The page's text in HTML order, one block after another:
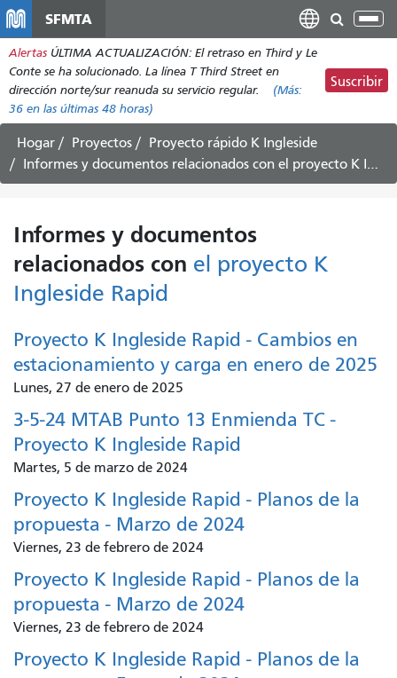
contenido
principal
SFMTA
Alertas ÚLTIMA ACTUALIZACIÓN: El retraso en Third y Le
Conte se ha solucionado. La línea T Third Street en
dirección norte/sur reanuda su servicio regular.
(Más:
36 en las últimas 48 horas)
Suscribir
Hogar Proyectos
Proyecto rápido K Ingleside
Informes y documentos relacionados con el proyecto K Ingleside Rapid
Informes y documentos
relacionados con el proyecto K
Ingleside Rapid
Proyecto K Ingleside Rapid - Cambios en
estacionamiento y carga en enero de 2025
Lunes, 27 de enero de 2025
3-5-24 MTAB Punto 13 Enmienda TC -
Proyecto K Ingleside Rapid
Martes, 5 de marzo de 2024
Proyecto K Ingleside Rapid - Planos de la
propuesta - Marzo de 2024
Viernes, 23 de febrero de 2024
Proyecto K Ingleside Rapid - Planos de la
propuesta - Marzo de 2024
Viernes, 23 de febrero de 2024
Proyecto K Ingleside Rapid - Planos de la